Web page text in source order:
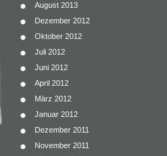
August 2013
Dezember 2012
Oktober 2012
Juli 2012
Juni 2012
April 2012
März 2012
Januar 2012
Dezember 2011
November 2011